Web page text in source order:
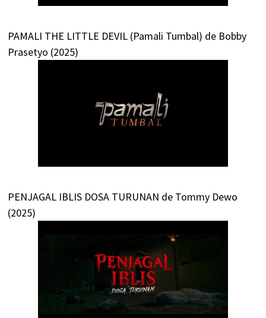
PAMALI THE LITTLE DEVIL (Pamali Tumbal) de Bobby
Prasetyo (2025)
PENJAGAL IBLIS DOSA TURUNAN de Tommy Dewo
(2025)